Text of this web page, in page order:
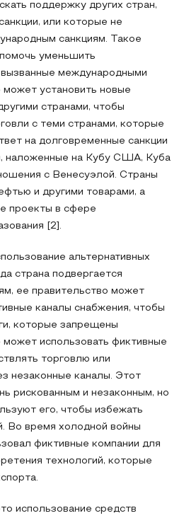
поддержку других стран,
или которые не
санкциям. Такое
уменьшить
международными
может установить новые
странами, чтобы
с теми странами, которые
на долговременные санкции
наложенные на Кубу США, Куба
с Венесуэлой. Страны
и другими товарами, а
проекты в сфере
[2].
альтернативных
страна подвергается
ее правительство может
каналы снабжения, чтобы
которые запрещены
может использовать фиктивные
торговлю или
незаконные каналы. Этот
рискованным и незаконным, но
его, чтобы избежать
Во время холодной войны
фиктивные компании для
технологий, которые
использование средств